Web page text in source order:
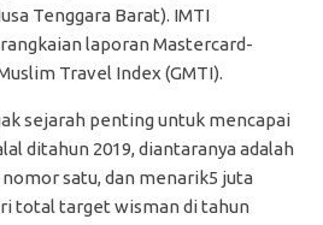
Tenggara Barat). IMTI
laporan Mastercard-
Travel Index (GMTI).
sejarah penting untuk mencapai
ditahun 2019, diantaranya adalah
satu, dan menarik5 juta
total target wisman di tahun